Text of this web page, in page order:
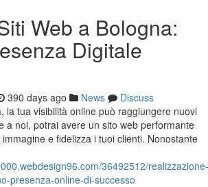
Web a Bologna:
Digitale
390 days ago News
Discuss
la tua visibilità online può raggiungere nuovi
a noi, potrai avere un sito web performante
e fidelizza i tuoi clienti. Nonostante
36492512/realizzazione-
presenza-online-di-successo